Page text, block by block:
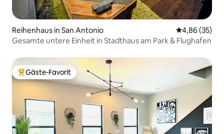
Reihenhaus in San Antonio
4,86 (35)
Gesamte untere Einheit in Stadthaus am Park & Flughafen
Beliebter Gäste-Favorit.
Gäste-Favorit